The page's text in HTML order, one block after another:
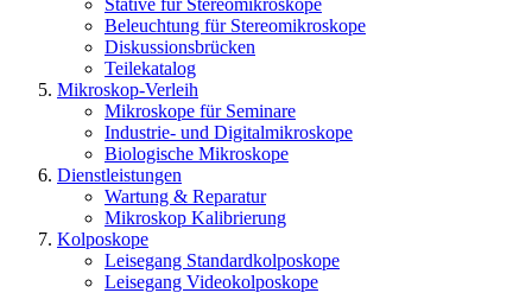
Stative für Stereomikroskope
Beleuchtung für Stereomikroskope
Diskussionsbrücken
Teilekatalog
Mikroskop-Verleih
Mikroskope für Seminare
Industrie- und Digitalmikroskope
Biologische Mikroskope
Dienstleistungen
Wartung & Reparatur
Mikroskop Kalibrierung
Kolposkope
Leisegang Standardkolposkope
Leisegang Videokolposkope